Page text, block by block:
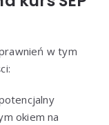
w tym
okiem na